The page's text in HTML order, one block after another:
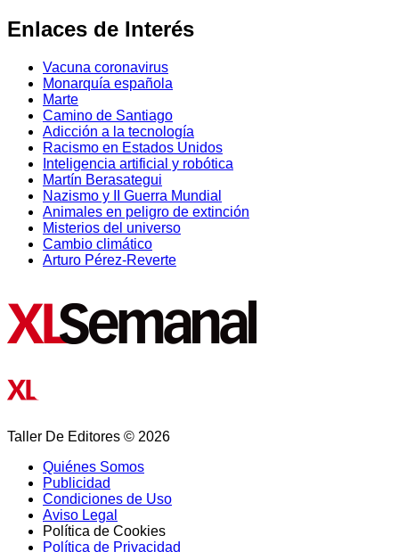
Enlaces de Interés
Vacuna coronavirus
Monarquía española
Marte
Camino de Santiago
Adicción a la tecnología
Racismo en Estados Unidos
Inteligencia artificial y robótica
Martín Berasategui
Nazismo y II Guerra Mundial
Animales en peligro de extinción
Misterios del universo
Cambio climático
Arturo Pérez-Reverte
Taller De Editores © 2026
Quiénes Somos
Publicidad
Condiciones de Uso
Aviso Legal
Política de Cookies
Política de Privacidad